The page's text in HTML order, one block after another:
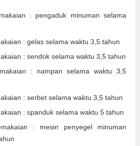
: pengaduk minuman selama
: gelas selama waktu 3,5 tahun
: sendok selama waktu 3,5 tahun
: nampan selama waktu 3,5
: serbet selama waktu 3,5 tahun
: spanduk selama waktu 5 tahun
: mesin penyegel minuman